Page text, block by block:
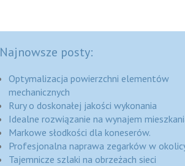
Najnowsze posty:
Optymalizacja powierzchni elementów
mechanicznych
Rury o doskonałej jakości wykonania
Idealne rozwiązanie na wynajem
Markowe słodkości dla koneserów.
Profesjonalna naprawa zegarków w
Tajemnicze szlaki na obrzeżach sieci